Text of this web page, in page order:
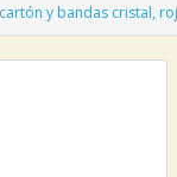
y bandas cristal,